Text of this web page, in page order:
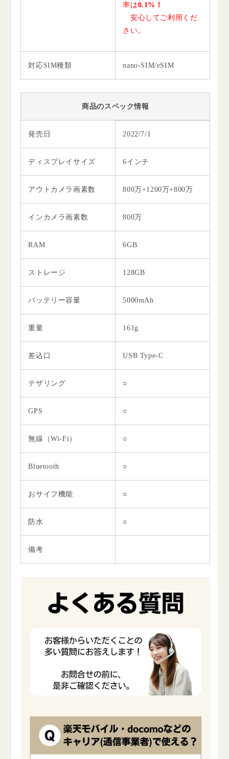
率は0.1%！
安心してご利用くだ
さい。
対応SIM種類 nano-SIM/eSIM
商品のスペック情報
発売日 2022/7/1
ディスプレイサイズ 6インチ
アウトカメラ画素数 800万+1200万+800万
インカメラ画素数 800万
RAM 6GB
ストレージ 128GB
バッテリー容量 5000mAh
重量 161g
差込口 USB Type-C
テザリング ○
GPS ○
無線（Wi-Fi） ○
Bluetooth ○
おサイフ機能 ○
防水 ○
備考